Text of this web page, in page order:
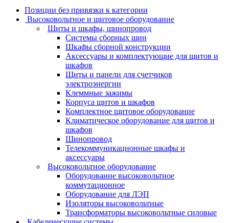
Позиции без привязки к категории
Высоковольтное и щитовое оборудование
Щиты и шкафы, шинопровод
Системы сборных шин
Шкафы сборной конструкции
Аксессуары и комплектующие для щитов и
шкафов
Щиты и панели для счетчиков
электроэнергии
Клеммные зажимы
Корпуса щитов и шкафов
Комплектное щитовое оборудование
Климатическое оборудование для щитов и
шкафов
Шинопровод
Телекоммуникационные шкафы и
аксессуары
Высоковольтное оборудование
Оборудование высоковольтное
коммутационное
Оборудование для ЛЭП
Изоляторы высоковольтные
Трансформаторы высоковольтные силовые